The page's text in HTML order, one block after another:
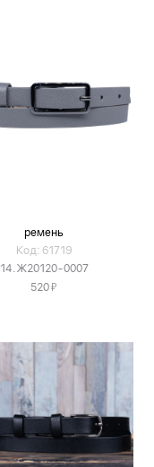
ремень
Код: 61719
14.Ж20120-0007
520Я